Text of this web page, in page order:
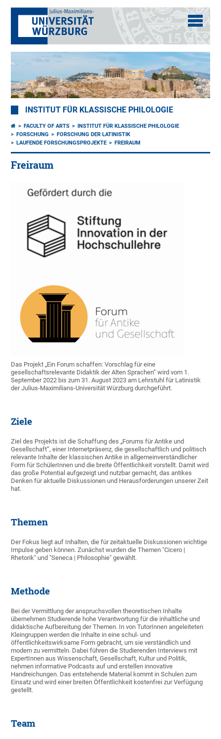
INSTITUT FÜR KLASSISCHE PHILOLOGIE
FACULTY OF ARTS
INSTITUT FÜR KLASSISCHE PHILOLOGIE
FORSCHUNG
FORSCHUNG DER LATINISTIK
LAUFENDE FORSCHUNGSPROJEKTE
FREIRAUM
Freiraum
Das Projekt „Ein Forum schaffen: Vorschlag für eine
gesellschaftsrelevante Didaktik der Alten Sprachen“ wird vom 1.
September 2022 bis zum 31. August 2023 am Lehrstuhl für Latinistik
der Julius-Maximilians-Universität Würzburg durchgeführt.
Ziele
Ziel des Projekts ist die Schaffung des „Forums für Antike und
Gesellschaft“, einer Internetpräsenz, die gesellschaftlich und politisch
relevante Inhalte der klassischen Antike in allgemeinverständlicher
Form für SchülerInnen und die breite Öffentlichkeit vorstellt. Damit wird
das große Potential aufgezeigt und nutzbar gemacht, das antikes
Denken für aktuelle Diskussionen und Herausforderungen unserer Zeit
hat.
Themen
Der Fokus liegt auf Inhalten, die für zeitaktuelle Diskussionen wichtige
Impulse geben können. Zunächst wurden die Themen "Cicero |
Rhetorik" und "Seneca | Philosophie" gewählt.
Methode
Bei der Vermittlung der anspruchsvollen theoretischen Inhalte
übernehmen Studierende hohe Verantwortung für die inhaltliche und
didaktische Aufbereitung der Themen. In von TutorInnen angeleiteten
Kleingruppen werden die Inhalte in eine schul- und
öffentlichkeitswirksame Form gebracht, um sie verständlich und
modern zu vermitteln. Dabei führen die Studierenden Interviews mit
ExpertInnen aus Wissenschaft, Gesellschaft, Kultur und Politik,
nehmen informative Podcasts auf und erstellen innovative
Handreichungen. Das entstehende Material kommt in Schulen zum
Einsatz und wird einer breiten Öffentlichkeit kostenfrei zur Verfügung
gestellt.
Team